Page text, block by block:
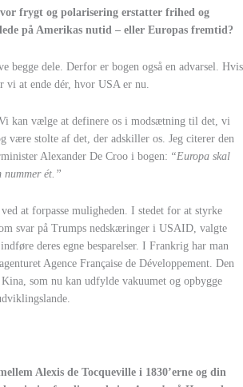
frygt og polarisering erstatter frihed og
på Amerikas nutid – eller Europas fremtid?
begge dele. Derfor er bogen også en advarsel. Hvis
vi at ende dér, hvor USA er nu.
kan vælge at definere os i modsætning til det, vi
være stolte af det, der adskiller os. Jeg citerer den
Alexander De Croo i bogen: “Europa skal
nummer ét.”
at forpasse muligheden. I stedet for at styrke
svar på Trumps nedskæringer i USAID, valgte
deres egne besparelser. I Frankrig har man
Agence Française de Développement. Den
som nu kan udfylde vakuumet og opbygge
Alexis de Tocqueville i 1830’erne og din